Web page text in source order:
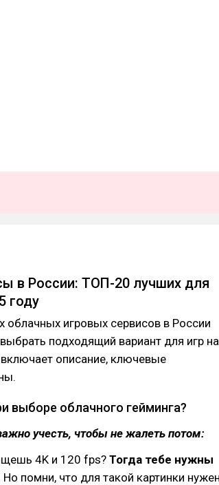
в России: ТОП-20 лучших для
году
игровых сервисов в России
подходящий вариант для игр на
описание, ключевые
выборе облачного гейминга?
учесть, чтобы не жалеть потом:
4K и 120 fps?Тогда тебе нужны
Но помни, что для такой картинки